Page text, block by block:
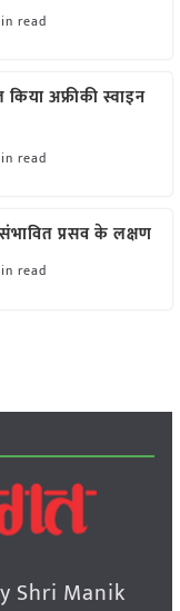
read
अफ्रीकी स्वाइन
read
प्रसव के लक्षण
read
Shri Manik